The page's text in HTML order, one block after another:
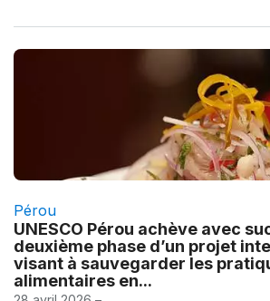
Pérou
UNESCO Pérou achève avec
deuxième phase d’un projet
visant à sauvegarder les
alimentaires en...